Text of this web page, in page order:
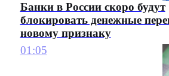
Банки в России скоро будут
блокировать денежные
новому признаку
01:05